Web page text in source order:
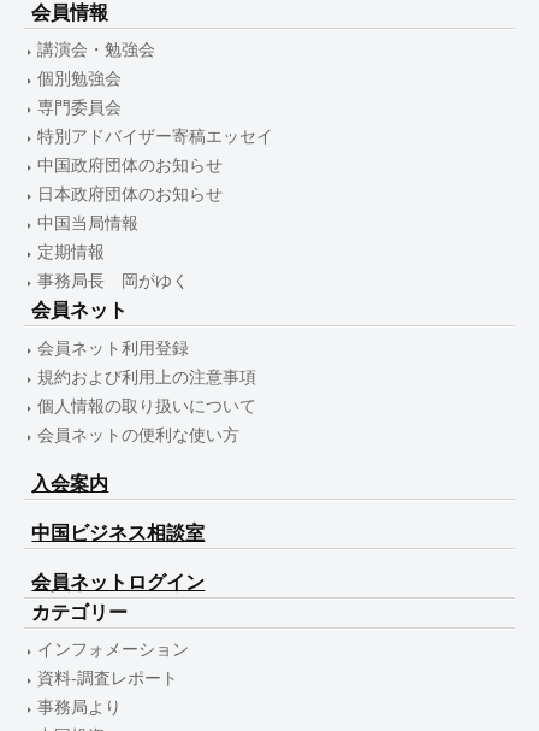
会員情報
講演会・勉強会
個別勉強会
専門委員会
特別アドバイザー寄稿エッセイ
中国政府団体のお知らせ
日本政府団体のお知らせ
中国当局情報
定期情報
事務局長 岡がゆく
会員ネット
会員ネット利用登録
規約および利用上の注意事項
個人情報の取り扱いについて
会員ネットの便利な使い方
入会案内
中国ビジネス相談室
会員ネットログイン
カテゴリー
インフォメーション
資料-調査レポート
事務局より